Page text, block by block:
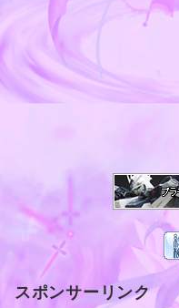
スポンサーリンク